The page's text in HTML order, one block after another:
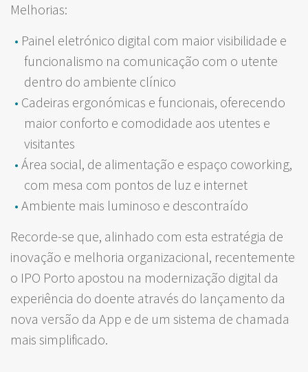
Melhorias:
Painel eletrónico digital com maior visibilidade e
funcionalismo na comunicação com o utente
dentro do ambiente clínico
Cadeiras ergonómicas e funcionais, oferecendo
maior conforto e comodidade aos utentes e
visitantes
Área social, de alimentação e espaço coworking,
com mesa com pontos de luz e internet
Ambiente mais luminoso e descontraído
Recorde-se que, alinhado com esta estratégia de
inovação e melhoria organizacional, recentemente
o IPO Porto apostou na modernização digital da
experiência do doente através do lançamento da
nova versão da App e de um sistema de chamada
mais simplificado.